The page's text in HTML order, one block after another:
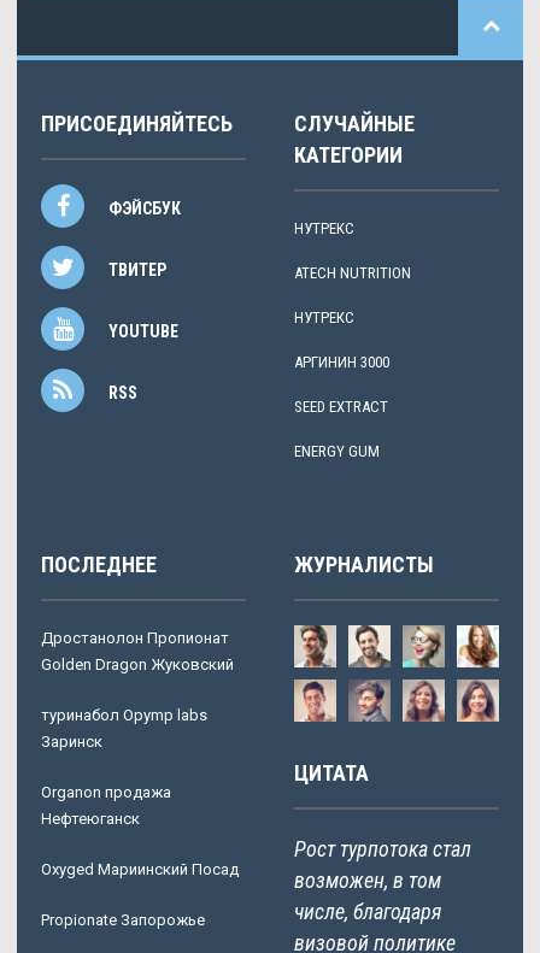
ПРИСОЕДИНЯЙТЕСЬ
ФЭЙСБУК
ТВИТЕР
YOUTUBE
RSS
СЛУЧАЙНЫЕ
КАТЕГОРИИ
НУТРЕКС
ATECH NUTRITION
НУТРЕКС
АРГИНИН 3000
SEED EXTRACT
ENERGY GUM
ПОСЛЕДНЕЕ
Дростанолон Пропионат
Golden Dragon Жуковский
туринабол Opymp labs
Заринск
Organon продажа
Нефтеюганск
Oxyged Мариинский Посад
Propionate Запорожье
ЖУРНАЛИСТЫ
ЦИТАТА
Рост турпотока стал
возможен, в том
числе, благодаря
визовой политике